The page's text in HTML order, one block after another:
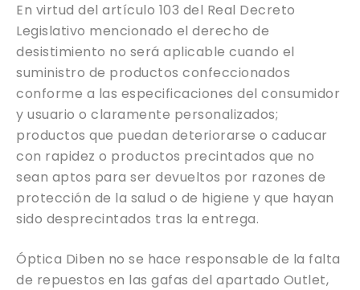
En virtud del artículo 103 del Real Decreto
Legislativo mencionado el derecho de
desistimiento no será aplicable cuando el
suministro de productos confeccionados
conforme a las especificaciones del consumidor
y usuario o claramente personalizados;
productos que puedan deteriorarse o caducar
con rapidez o productos precintados que no
sean aptos para ser devueltos por razones de
protección de la salud o de higiene y que hayan
sido desprecintados tras la entrega.
Óptica Diben no se hace responsable de la falta
de repuestos en las gafas del apartado Outlet,